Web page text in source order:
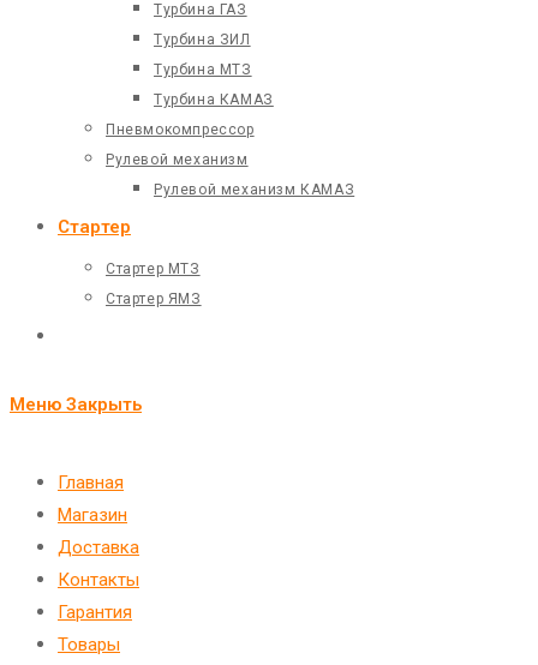
Турбина ГАЗ
Турбина ЗИЛ
Турбина МТЗ
Турбина КАМАЗ
Пневмокомпрессор
Рулевой механизм
Рулевой механизм КАМАЗ
Стартер
Стартер МТЗ
Стартер ЯМЗ
веб-
Меню Закрыть
Главная
Магазин
Доставка
Контакты
Гарантия
Товары